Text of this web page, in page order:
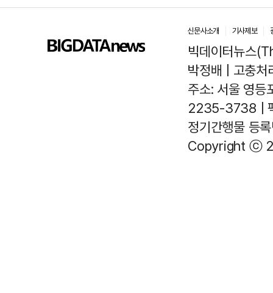
신문사소개 기사제보
빅데이터뉴스
박정배 | 고충
주소: 서울 영
2235-3738 |
정기간행물 등
Copyright ⓒ